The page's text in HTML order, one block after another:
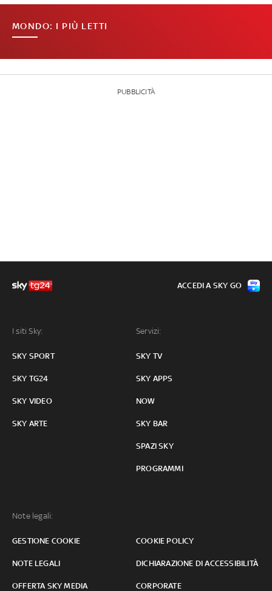
MONDO: I PIÙ LETTI
PUBBLICITÀ
I siti Sky:
SKY SPORT
SKY TG24
SKY VIDEO
SKY ARTE
Servizi:
SKY TV
SKY APPS
NOW
SKY BAR
SPAZI SKY
PROGRAMMI
Note legali:
GESTIONE COOKIE COOKIE POLICY
NOTE LEGALI DICHIARAZIONE DI ACCESSIBILITÀ
OFFERTA SKY MEDIA CORPORATE
ACCEDI A SKY GO